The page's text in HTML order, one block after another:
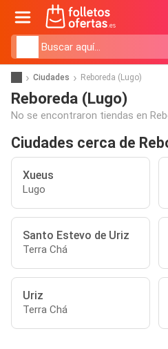
Ciudades Reboreda (Lugo)
Reboreda (Lugo)
No se encontraron tiendas en
Ciudades cerca de
Xueus
Lugo
Santo Estevo de Uriz
Terra Chá
Uriz
Terra Chá